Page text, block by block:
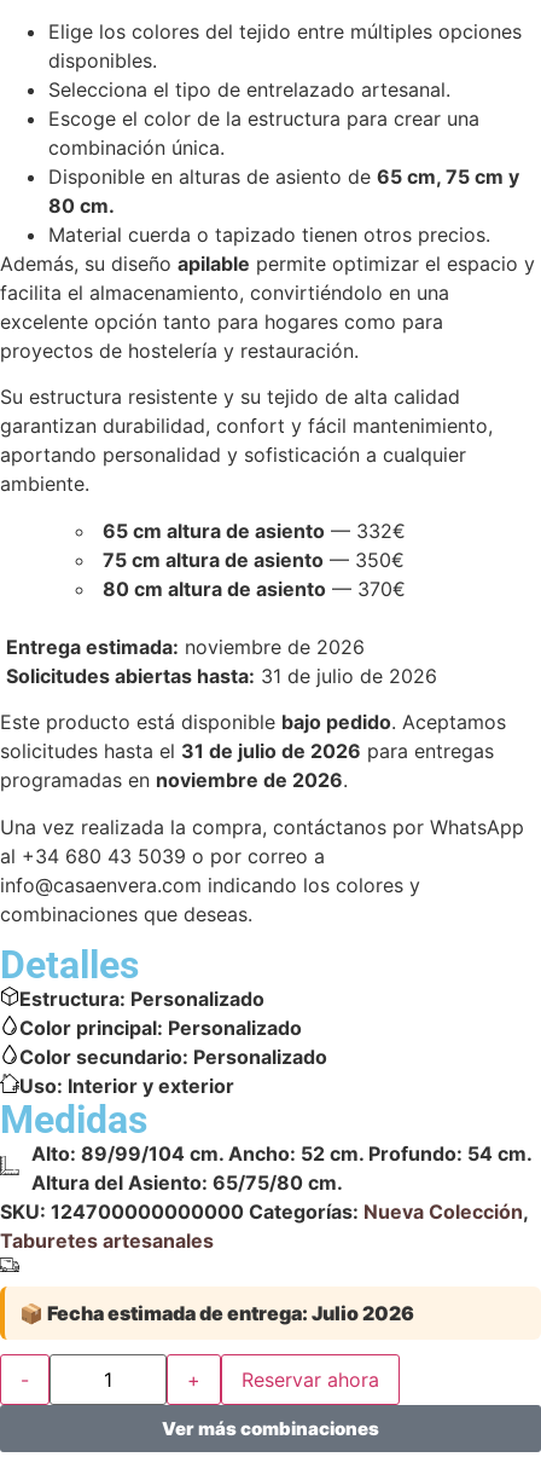
Elige los colores del tejido entre múltiples opciones
disponibles.
Selecciona el tipo de entrelazado artesanal.
Escoge el color de la estructura para crear una
combinación única.
Disponible en alturas de asiento de 65 cm, 75 cm y
80 cm.
Material cuerda o tapizado tienen otros precios.
Además, su diseño apilable permite optimizar el espacio y
facilita el almacenamiento, convirtiéndolo en una
excelente opción tanto para hogares como para
proyectos de hostelería y restauración.
Su estructura resistente y su tejido de alta calidad
garantizan durabilidad, confort y fácil mantenimiento,
aportando personalidad y sofisticación a cualquier
ambiente.
65 cm altura de asiento — 332€
75 cm altura de asiento — 350€
80 cm altura de asiento — 370€
Entrega estimada: noviembre de 2026
Solicitudes abiertas hasta: 31 de julio de 2026
Este producto está disponible bajo pedido. Aceptamos
solicitudes hasta el 31 de julio de 2026 para entregas
programadas en noviembre de 2026.
Una vez realizada la compra, contáctanos por WhatsApp
al +34 680 43 5039 o por correo a
info@casaenvera.com indicando los colores y
combinaciones que deseas.
Detalles
Estructura: Personalizado
Color principal: Personalizado
Color secundario: Personalizado
Uso: Interior y exterior
Medidas
Alto: 89/99/104 cm. Ancho: 52 cm. Profundo: 54 cm.
Altura del Asiento: 65/75/80 cm.
SKU: 124700000000000 Categorías: Nueva Colección,
Taburetes artesanales
📦 Fecha estimada de entrega: Julio 2026
- + Reservar ahora
Ver más combinaciones